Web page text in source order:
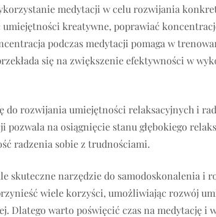
medytacji w celu rozwijania
kreatywne, poprawiać
podczas medytacji pomaga w
się na zwiększenie efektywności w
do rozwijania umiejętności relaksacyjnych i
pozwala na osiągnięcie stanu głębokiego
radzenia sobie z trudnościami.
skuteczne narzędzie do samodoskonalenia i
wiele korzyści, umożliwiając rozwój
Dlatego warto poświęcić czas na medytację i